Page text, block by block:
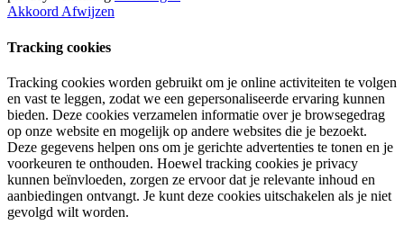
AkkoordAfwijzen
Tracking cookies
Tracking cookies worden gebruikt om je online activiteiten te volgen
en vast te leggen, zodat we een gepersonaliseerde ervaring kunnen
bieden. Deze cookies verzamelen informatie over je browsegedrag
op onze website en mogelijk op andere websites die je bezoekt.
Deze gegevens helpen ons om je gerichte advertenties te tonen en je
voorkeuren te onthouden. Hoewel tracking cookies je privacy
kunnen beïnvloeden, zorgen ze ervoor dat je relevante inhoud en
aanbiedingen ontvangt. Je kunt deze cookies uitschakelen als je niet
gevolgd wilt worden.